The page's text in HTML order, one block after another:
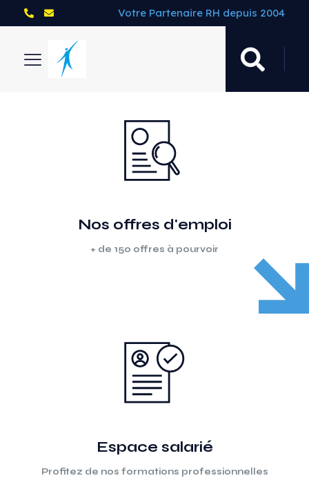
Votre Partenaire RH depuis 2004
Nos offres d'emploi
+ de 150 offres à pourvoir
Espace salarié
Profitez de nos formations professionnelles